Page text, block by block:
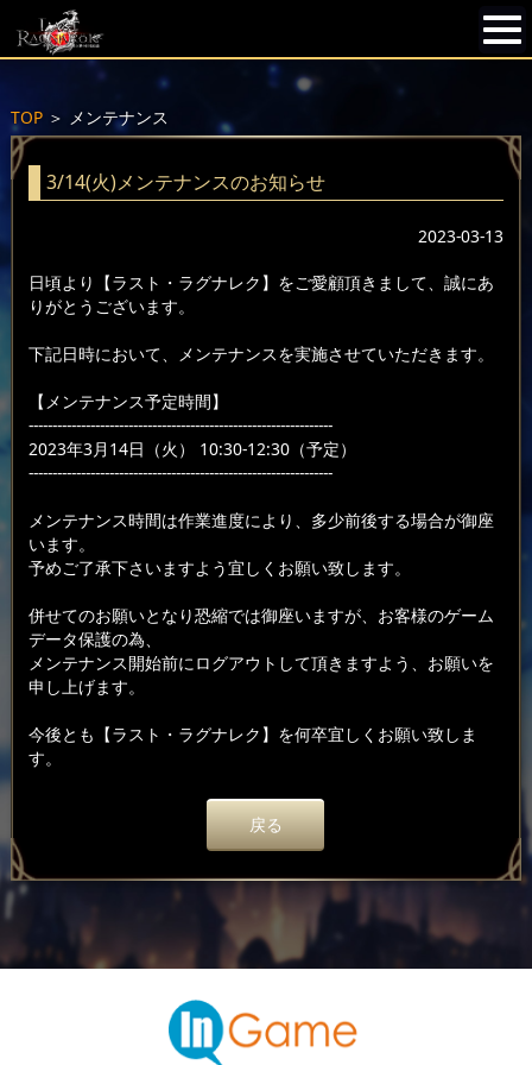
TOP＞ メンテナンス
3/14(火)メンテナンスのお知らせ
2023-03-13
日頃より【ラスト・ラグナレク】をご愛顧頂きまして、誠にあ
りがとうございます。
下記日時において、メンテナンスを実施させていただきます。
【メンテナンス予定時間】
----------------------------------------------------------------
2023年3月14日（火） 10:30-12:30（予定）
----------------------------------------------------------------
メンテナンス時間は作業進度により、多少前後する場合が御座
います。
予めご了承下さいますよう宜しくお願い致します。
併せてのお願いとなり恐縮では御座いますが、お客様のゲーム
データ保護の為、
メンテナンス開始前にログアウトして頂きますよう、お願いを
申し上げます。
今後とも【ラスト・ラグナレク】を何卒宜しくお願い致しま
す。
戻る